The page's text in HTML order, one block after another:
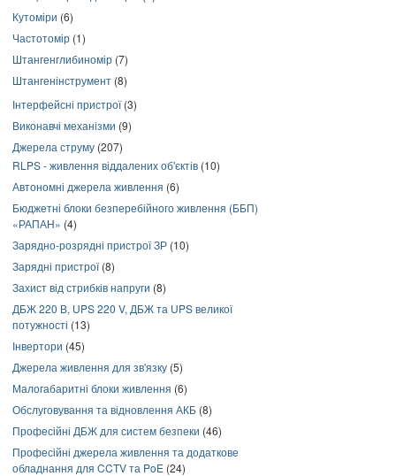
Кутоміри (6)
Частотомір (1)
Штангенглибиномір (7)
Штангенінструмент (8)
Інтерфейсні пристрої(3)
Виконавчі механізми (9)
Джерела струму (207)
RLPS - живлення віддалених об'єктів (10)
Автономні джерела живлення (6)
Бюджетні блоки безперебійного живлення (ББП)
«РАПАН» (4)
Зарядно-розрядні пристрої ЗР (10)
Зарядні пристрої(8)
Захист від стрибків напруги (8)
ДБЖ 220 В, UPS 220 V, ДБЖ та UPS великої
потужності (13)
Інвертори (45)
Джерела живлення для зв'язку (5)
Малогабаритні блоки живлення (6)
Обслуговування та відновлення АКБ (8)
Професійні ДБЖ для систем безпеки (46)
Професійні джерела живлення та додаткове
обладнання для CCTV та PoE (24)